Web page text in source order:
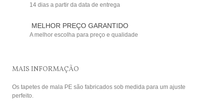
14 dias a partir da data de entrega
MELHOR PREÇO GARANTIDO
A melhor escolha para preço e qualidade
MAIS INFORMAÇÃO
Os tapetes de mala PE são fabricados sob medida para um ajuste
perfeito.